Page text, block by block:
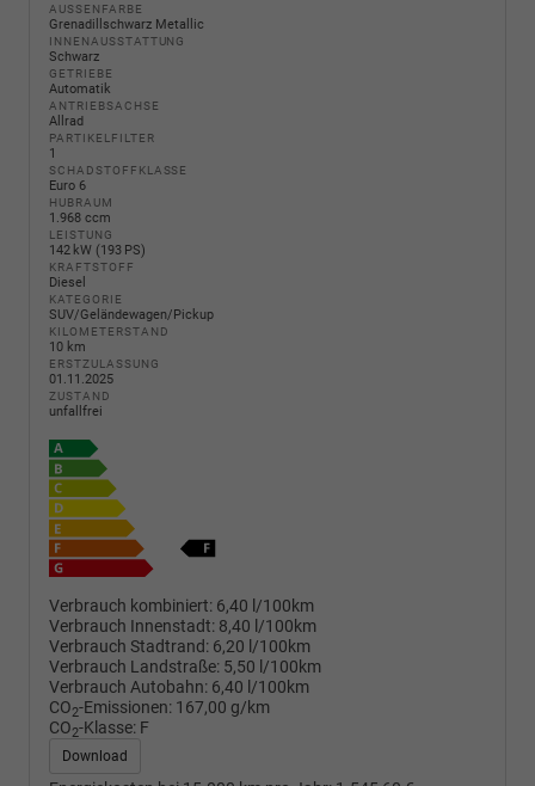
AUSSENFARBE
Grenadillschwarz Metallic
INNENAUSSTATTUNG
Schwarz
GETRIEBE
Automatik
ANTRIEBSACHSE
Allrad
PARTIKELFILTER
1
SCHADSTOFFKLASSE
Euro 6
HUBRAUM
1.968 ccm
LEISTUNG
142 kW (193 PS)
KRAFTSTOFF
Diesel
KATEGORIE
SUV/Geländewagen/Pickup
KILOMETERSTAND
10 km
ERSTZULASSUNG
01.11.2025
ZUSTAND
unfallfrei
Verbrauch kombiniert: 6,40 l/100km
Verbrauch Innenstadt: 8,40 l/100km
Verbrauch Stadtrand: 6,20 l/100km
Verbrauch Landstraße: 5,50 l/100km
Verbrauch Autobahn: 6,40 l/100km
CO2-Emissionen: 167,00 g/km
CO2-Klasse: F
Download